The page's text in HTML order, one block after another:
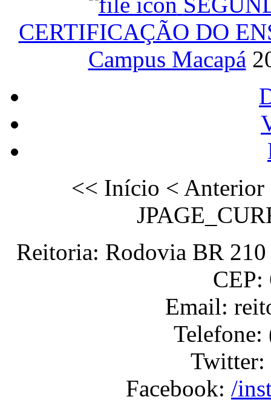
CERTIFICAÇÃO DO
Campus Macapá
<< Início < Anterior
Reitoria: Rodovia BR
CEP:
Email:
Twitter:
Facebook: /